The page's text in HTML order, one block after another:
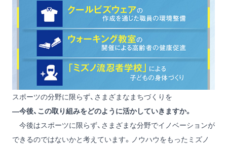
スポーツの分野に限らず、さまざまなまちづくりを
―今後、この取り組みをどのように活かしていきますか。
今後はスポーツに限らず、さまざまな分野でイノベーションが
できるのではないかと考えています。ノウハウをもったミズノ